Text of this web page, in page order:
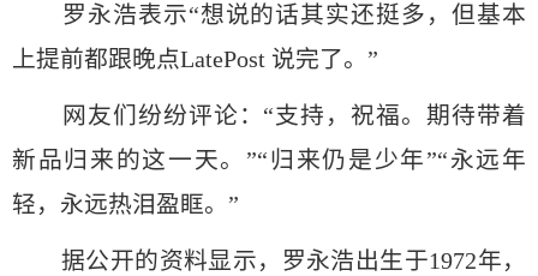
罗永浩表示“想说的话其实还挺多，但基本
上提前都跟晚点LatePost 说完了。”
网友们纷纷评论：“支持，祝福。期待带着
新品归来的这一天。”“归来仍是少年”“永远年
轻，永远热泪盈眶。”
据公开的资料显示，罗永浩出生于1972年，